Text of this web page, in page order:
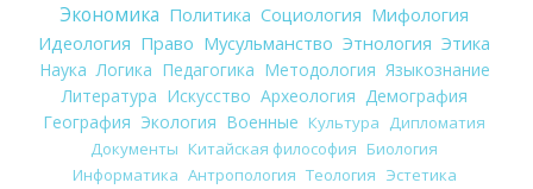
Экономика Политика Социология Мифология
Идеология Право Мусульманство Этнология Этика
Наука Логика Педагогика Методология Языкознание
Литература Искусство Археология Демография
География Экология Военные Культура
Дипломатия
Документы Китайская философия Биология
Информатика Антропология Теология Эстетика